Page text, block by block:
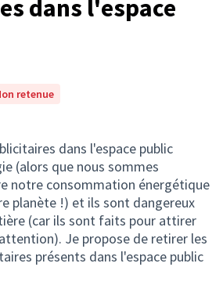
dans l'espace
retenue
dans l'espace public
(alors que nous sommes
notre consommation énergétique
planète !) et ils sont dangereux
(car ils sont faits pour attirer
Je propose de retirer les
présents dans l'espace public